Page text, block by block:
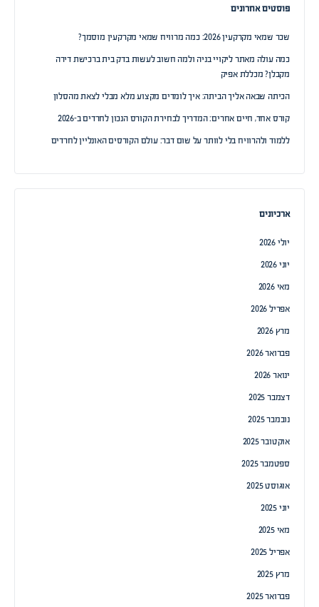
פוסטים אחרונים
שכר שמאי מקרקעין 2026: כמה מרוויח שמאי מקרקעין מוסמך?
כמה עולה מאתר ליקויי בניה ולמה חשוב לעשות בדק בית ברכישת דירה
מקבלן? מכללת אפיק
הכיתה שבאה אליך הביתה: איך לומדים מקצוע מלא מבלי לצאת מהסלון
קורס אחד, חיים אחרים: המדריך לבחירת הקורס הנכון לחרדים ב-2026
ללמוד ולהרוויח בלי לוותר על שום דבר: עולם הקורסים האונליין לחרדים
ארכיונים
יולי 2026
יוני 2026
מאי 2026
אפריל 2026
מרץ 2026
פברואר 2026
ינואר 2026
דצמבר 2025
נובמבר 2025
אוקטובר 2025
ספטמבר 2025
אוגוסט 2025
יוני 2025
מאי 2025
אפריל 2025
מרץ 2025
פברואר 2025